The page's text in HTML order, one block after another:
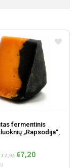
fermentinis
„Rapsodija“,
€7,94 €7,20